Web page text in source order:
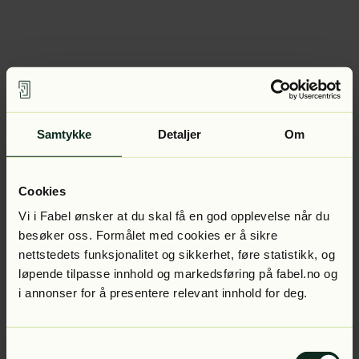
Samtykke Detaljer Om
Cookies
Vi i Fabel ønsker at du skal få en god opplevelse når du
besøker oss. Formålet med cookies er å sikre
nettstedets funksjonalitet og sikkerhet, føre statistikk, og
løpende tilpasse innhold og markedsføring på fabel.no og
i annonser for å presentere relevant innhold for deg.